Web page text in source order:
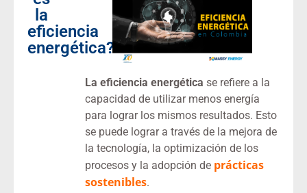
la
eficiencia
energética?
La eficiencia energética se refiere a la
capacidad de utilizar menos energía
para lograr los mismos resultados. Esto
se puede lograr a través de la mejora de
la tecnología, la optimización de los
procesos y la adopción de prácticas
sostenibles.